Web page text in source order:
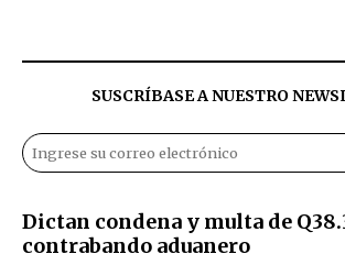
SUSCRÍBASE A NUESTRO
Dictan condena y multa de
contrabando aduanero